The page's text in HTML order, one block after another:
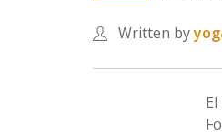
Written by